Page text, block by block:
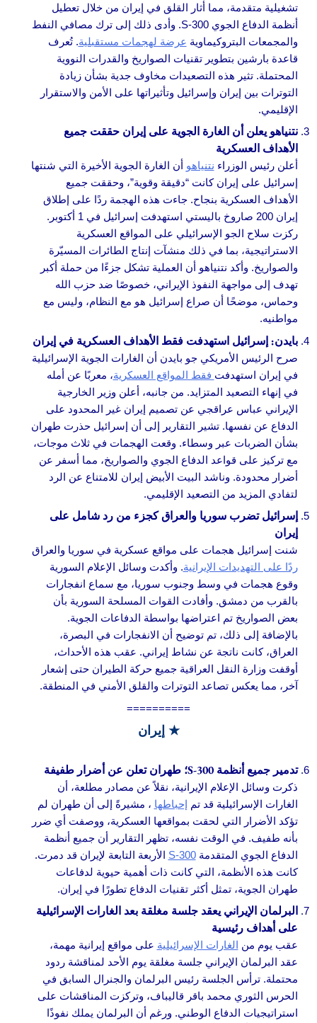
تشغيلية متقدمة، مما أثار القلق في إيران من خلال تعطيل
أنظمة الدفاع الجوي S-300. وأدى ذلك إلى ترك مصافي النفط
والمجمعات البتروكيماوية عرضة لهجمات مستقبلية. تُعرف
قاعدة بارشين بتطوير تقنيات الصواريخ والقدرات النووية
المحتملة. تثير هذه التصعيدات مخاوف جدية بشأن زيادة
التوترات بين إيران وإسرائيل وتأثيراتها على الأمن والاستقرار
الإقليمي.
نتنياهو يعلن أن الغارة الجوية على إيران حققت جميع
الأهداف العسكرية
أعلن رئيس الوزراء نتنياهو أن الغارة الجوية الأخيرة التي شنتها
إسرائيل على إيران كانت “دقيقة وقوية”، وحققت جميع
الأهداف العسكرية بنجاح. جاءت هذه الهجمة ردًا على إطلاق
إيران 200 صاروخ باليستي استهدفت إسرائيل في 1 أكتوبر.
ركزت سلاح الجو الإسرائيلي على المواقع العسكرية
الاستراتيجية، بما في ذلك منشآت إنتاج الطائرات المسيّرة
والصواريخ. وأكد نتنياهو أن العملية تشكل جزءًا من حملة أكبر
تهدف إلى مواجهة النفوذ الإيراني، خصوصًا ضد حزب الله
وحماس، موضحًا أن صراع إسرائيل هو مع النظام، وليس مع
مواطنيه.
بايدن: إسرائيل استهدفت فقط الأهداف العسكرية في إيران
صرح الرئيس الأمريكي جو بايدن أن الغارات الجوية الإسرائيلية
في إيران استهدفت فقط المواقع العسكرية، معربًا عن أمله
في إنهاء التصعيد المتزايد. من جانبه، أعلن وزير الخارجية
الإيراني عباس عراقجي عن تصميم إيران غير المحدود على
الدفاع عن نفسها. تشير التقارير إلى أن إسرائيل حذرت طهران
بشأن الضربات عبر وسطاء. وقعت الهجمات في ثلاث موجات،
مع تركيز على قواعد الدفاع الجوي والصواريخ، مما أسفر عن
أضرار محدودة. وناشد البيت الأبيض إيران للامتناع عن الرد
لتفادي المزيد من التصعيد الإقليمي.
إسرائيل تضرب سوريا والعراق كجزء من رد شامل على
إيران
شنت إسرائيل هجمات على مواقع عسكرية في سوريا والعراق
ردًا على التهديدات الإيرانية. وأكدت وسائل الإعلام السورية
وقوع هجمات في وسط وجنوب سوريا، مع سماع انفجارات
بالقرب من دمشق. وأفادت القوات المسلحة السورية بأن
بعض الصواريخ تم اعتراضها بواسطة الدفاعات الجوية.
بالإضافة إلى ذلك، تم توضيح أن الانفجارات في البصرة،
العراق، كانت ناتجة عن نشاط إيراني. عقب هذه الأحداث،
أوقفت وزارة النقل العراقية جميع حركة الطيران حتى إشعار
آخر، مما يعكس تصاعد التوترات والقلق الأمني في المنطقة.
==========
★ إيران
تدمير جميع أنظمة S-300؛ طهران تعلن عن أضرار طفيفة
ذكرت وسائل الإعلام الإيرانية، نقلاً عن مصادر مطلعة، أن
الغارات الإسرائيلية قد تم إحباطها ، مشيرةً إلى أن طهران لم
تؤكد الأضرار التي لحقت بمواقعها العسكرية، ووصفت أي ضرر
بأنه طفيف. في الوقت نفسه، تظهر التقارير أن جميع أنظمة
الدفاع الجوي المتقدمةS-300 الأربعة التابعة لإيران قد دمرت.
كانت هذه الأنظمة، التي كانت ذات أهمية حيوية لدفاعات
طهران الجوية، تمثل أكثر تقنيات الدفاع تطورًا في إيران.
البرلمان الإيراني يعقد جلسة مغلقة بعد الغارات الإسرائيلية
على أهداف رئيسية
عقب يوم من الغارات الإسرائيلية على مواقع إيرانية مهمة،
عقد البرلمان الإيراني جلسة مغلقة يوم الأحد لمناقشة ردود
محتملة. ترأس الجلسة رئيس البرلمان والجنرال السابق في
الحرس الثوري محمد باقر قاليباف، وتركزت المناقشات على
استراتيجيات الدفاع الوطني. ورغم أن البرلمان يملك نفوذًا